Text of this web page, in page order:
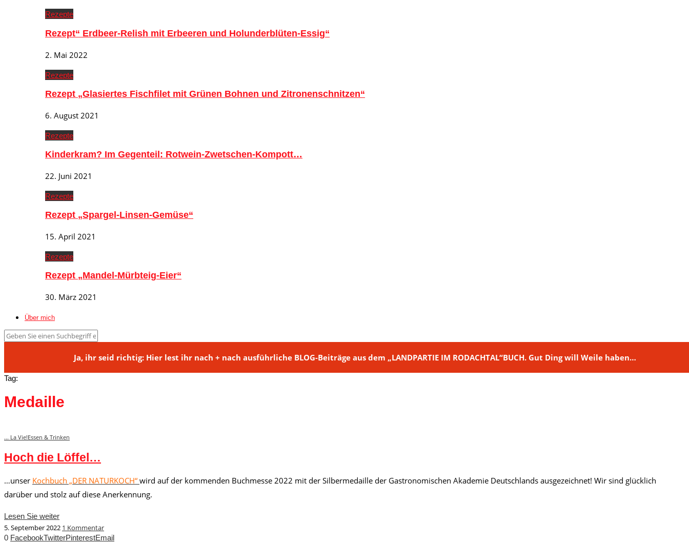
Rezepte
Rezept“ Erdbeer-Relish mit Erbeeren und Holunderblüten-Essig“
2. Mai 2022
Rezepte
Rezept „Glasiertes Fischfilet mit Grünen Bohnen und Zitronenschnitzen“
6. August 2021
Rezepte
Kinderkram? Im Gegenteil: Rotwein-Zwetschen-Kompott…
22. Juni 2021
Rezepte
Rezept „Spargel-Linsen-Gemüse“
15. April 2021
Rezepte
Rezept „Mandel-Mürbteig-Eier“
30. März 2021
Über mich
Ja, ihr seid richtig: Hier lest ihr nach + nach ausführliche BLOG-Beiträge aus dem „LANDPARTIE IM RODACHTAL“BUCH. Gut Ding will Weile haben…
Tag:
Medaille
... La Vie!Essen & Trinken
Hoch die Löffel…
…unser Kochbuch „DER NATURKOCH“ wird auf der kommenden Buchmesse 2022 mit der Silbermedaille der Gastronomischen Akademie Deutschlands ausgezeichnet! Wir sind glücklich
darüber und stolz auf diese Anerkennung.
Lesen Sie weiter
5. September 2022 1 Kommentar
0 FacebookTwitterPinterestEmail